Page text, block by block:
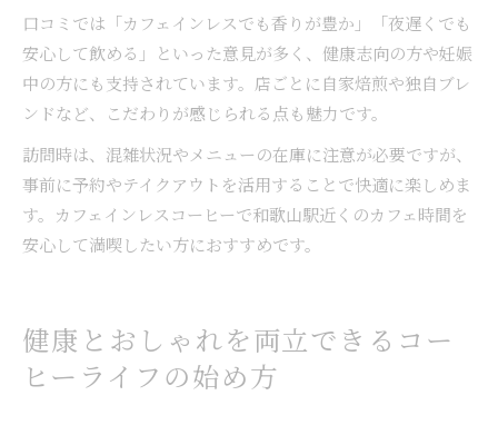
口コミでは「カフェインレスでも香りが豊か」「夜遅くでも
安心して飲める」といった意見が多く、健康志向の方や妊娠
中の方にも支持されています。店ごとに自家焙煎や独自ブレ
ンドなど、こだわりが感じられる点も魅力です。
訪問時は、混雑状況やメニューの在庫に注意が必要ですが、
事前に予約やテイクアウトを活用することで快適に楽しめま
す。カフェインレスコーヒーで和歌山駅近くのカフェ時間を
安心して満喫したい方におすすめです。
健康とおしゃれを両立できるコー
ヒーライフの始め方